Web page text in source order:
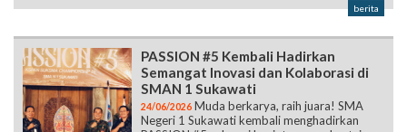
berita
PASSION #5 Kembali Hadirkan
Semangat Inovasi dan Kolaborasi di
SMAN 1 Sukawati
24/06/2026 Muda berkarya, raih juara! SMA
Negeri 1 Sukawati kembali menghadirkan